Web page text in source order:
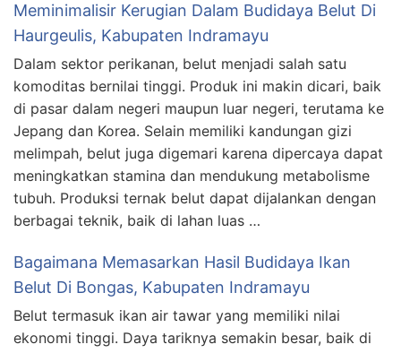
Meminimalisir Kerugian Dalam Budidaya Belut Di
Haurgeulis, Kabupaten Indramayu
Dalam sektor perikanan, belut menjadi salah satu
komoditas bernilai tinggi. Produk ini makin dicari, baik
di pasar dalam negeri maupun luar negeri, terutama ke
Jepang dan Korea. Selain memiliki kandungan gizi
melimpah, belut juga digemari karena dipercaya dapat
meningkatkan stamina dan mendukung metabolisme
tubuh. Produksi ternak belut dapat dijalankan dengan
berbagai teknik, baik di lahan luas …
Bagaimana Memasarkan Hasil Budidaya Ikan
Belut Di Bongas, Kabupaten Indramayu
Belut termasuk ikan air tawar yang memiliki nilai
ekonomi tinggi. Daya tariknya semakin besar, baik di